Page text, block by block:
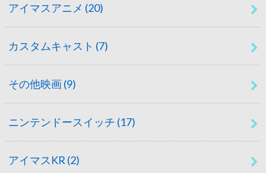
アイマスアニメ (20)
カスタムキャスト (7)
その他映画(9)
ニンテンドースイッチ (17)
アイマスKR (2)